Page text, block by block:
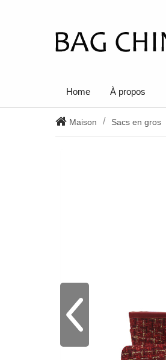
Home À propos
Maison Sacs en gros